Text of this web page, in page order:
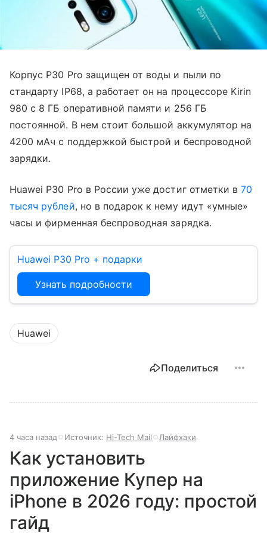
Корпус P30 Pro защищен от воды и пыли по
стандарту IP68, а работает он на процессоре Kirin
980 с 8 ГБ оперативной памяти и 256 ГБ
постоянной. В нем стоит большой аккумулятор на
4200 мАч с поддержкой быстрой и беспроводной
зарядки.
Huawei P30 Pro в России уже достиг отметки в70
тысяч рублей, но в подарок к нему идут «умные»
часы и фирменная беспроводная зарядка.
Huawei P30 Pro + подарки
Узнать подробности
Huawei
Поделиться
4 часа назад Источник: Hi-Tech Mail Лайфхаки
Как установить
приложение Купер на
iPhone в 2026 году: простой
гайд